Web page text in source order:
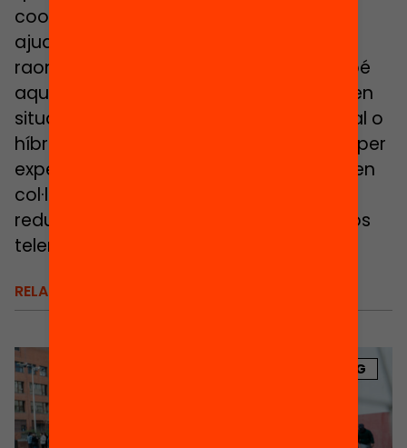
cooperatiu, on els estudiants poden
ajudar-se mútuament i explicitar el seu
raonament a través de la discussió. Si bé
aquest plantejament suposa un repte en
situacions d’escolarització no presencial o
híbrida, també pot ser una oportunitat per
experimentar nous mètodes de treball en
col·laboració, duts a terme en grups
reduïts, utilitzant els nombrosos recursos
telemàtics de què disposem.
RELACIONATS
BLOG